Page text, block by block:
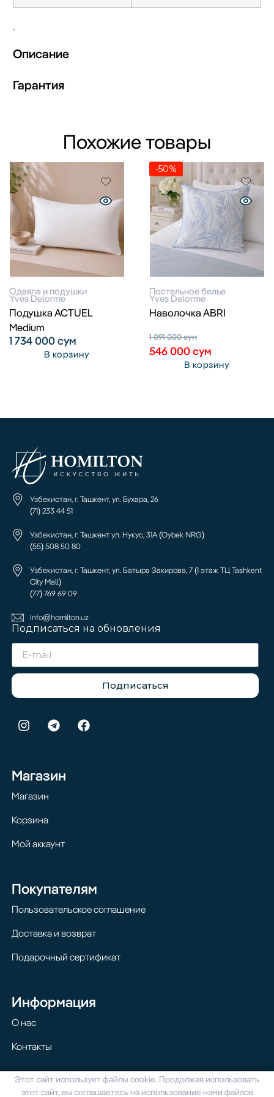
Описание
Гарантия
Похожие товары
Одеяла и подушки
Yves Delorme
Подушка ACTUEL
Medium
1 734 000сум
В корзину
-50%
Постельное белье
Yves Delorme
Наволочка ABRI
1 091 000сум
546 000сум
В корзину
Узбекистан, г. Ташкент, ул. Бухара, 26
(71) 233 44 51
Узбекистан, г. Ташкент ул. Нукус, 31А (Oybek NRG)
(55) 508 50 80
Узбекистан, г. Ташкент, ул. Батыра Закирова, 7 (1 этаж ТЦ Tashkent
City Mall)
(77) 769 69 09
Info@homilton.uz
Подписаться на обновления
Подписаться
Магазин
Магазин
Корзина
Мой аккаунт
Покупателям
Пользовательское соглашение
Доставка и возврат
Подарочный сертификат
Информация
О нас
Контакты
© 2024 Homilton. Все права защищены
Этот сайт использует файлы cookie. Продолжая использовать
этот сайт, вы соглашаетесь на использование нами файлов